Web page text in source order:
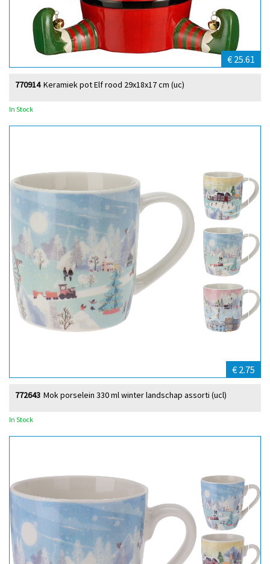
€ 25.61
Keramiek pot Elf rood 29x18x17 cm (uc)
770914
In Stock
€ 2.75
Mok porselein 330 ml winter landschap assorti (ucl)
772643
In Stock